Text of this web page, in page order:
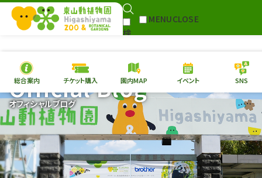
検
MENUCLOSE
本日の開園情報 チケ
園内MAP イベント
総合案内
動物園 植物園
総合案内 チケット購入 園内MAP イベント SNS
オフィシャルブログ
Official Blog